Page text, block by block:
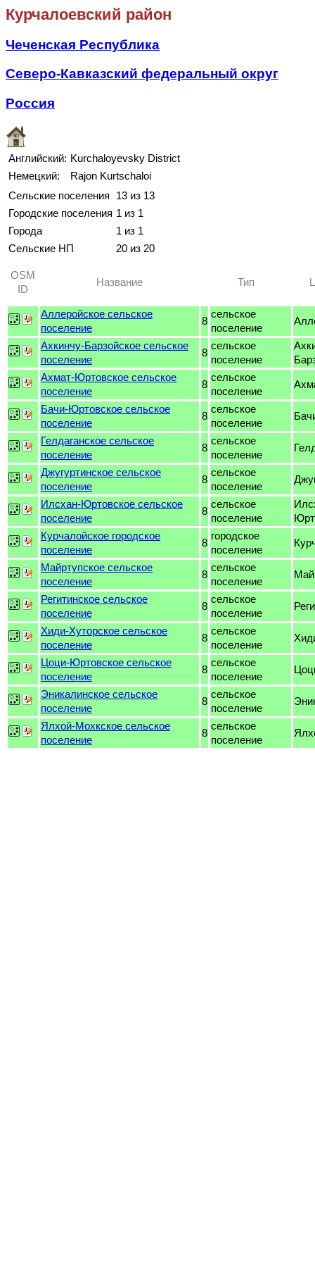
Курчалоевский район
Чеченская Республика
Северо-Кавказский федеральный округ
Россия
Английский: Kurchaloyevsky District
Немецкий:
Rajon Kurtschaloi
Сельские поселения
13 из 13
Городские поселения 1 из 1
Города
1 из 1
Сельские НП
20 из 20
OSM
ID
Название Тип
Аллеройское сельское
поселение
8
сельское
поселение
Ахкинчу-Барзойское сельское
поселение
8
сельское
поселение
Ахмат-Юртовское сельское
поселение
8
сельское
поселение
Бачи-Юртовское сельское
поселение
8
сельское
поселение
Гелдаганское сельское
поселение
8
сельское
поселение
Джугуртинское сельское
поселение
8
сельское
поселение
Илсхан-Юртовское сельское
поселение
8
сельское
поселение
Юрт
Курчалойское городское
поселение
8
городское
поселение
Майртупское сельское
поселение
8
сельское
поселение
Регитинское сельское
поселение
8
сельское
поселение
Хиди-Хуторское сельское
поселение
8
сельское
поселение
Цоци-Юртовское сельское
поселение
8
сельское
поселение
Эникалинское сельское
поселение
8
сельское
поселение
Ялхой-Мохкское сельское
поселение
8
сельское
поселение